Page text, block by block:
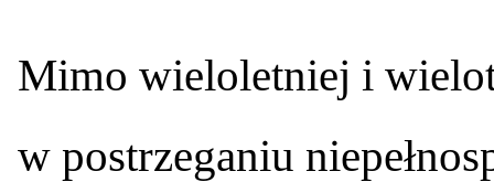
Mimo wieloletniej i
w postrzeganiu